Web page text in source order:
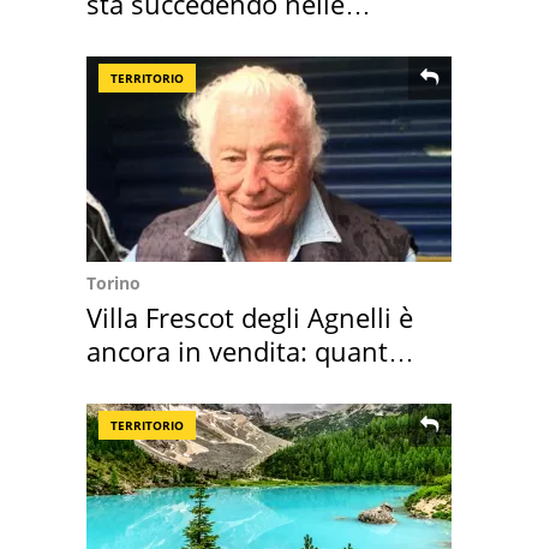
TERRITORIO
Torino
Villa Frescot degli Agnelli è
ancora in vendita: quanto
TERRITORIO